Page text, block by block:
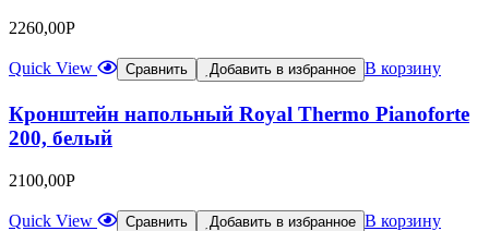
2260,00Р
Quick View Сравнить Добавить в избранное В корзину
Кронштейн напольный Royal Thermo Pianoforte
200, белый
2100,00Р
Quick View Сравнить Добавить в избранное В корзину